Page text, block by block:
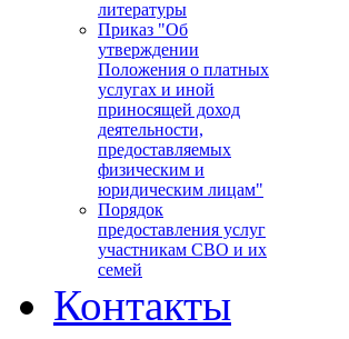
литературы
Приказ "Об
утверждении
Положения о платных
услугах и иной
приносящей доход
деятельности,
предоставляемых
физическим и
юридическим лицам"
Порядок
предоставления услуг
участникам СВО и их
семей
Контакты